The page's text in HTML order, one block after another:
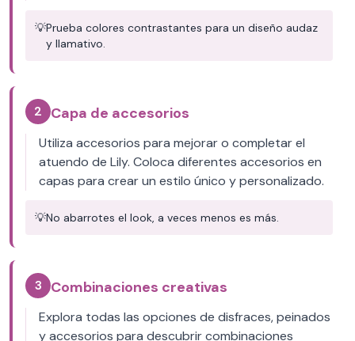
💡Prueba colores contrastantes para un diseño audaz
y llamativo.
2 Capa de accesorios
Utiliza accesorios para mejorar o completar el
atuendo de Lily. Coloca diferentes accesorios en
capas para crear un estilo único y personalizado.
💡No abarrotes el look, a veces menos es más.
3 Combinaciones creativas
Explora todas las opciones de disfraces, peinados
y accesorios para descubrir combinaciones